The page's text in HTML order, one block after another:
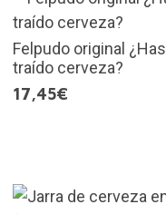
Felpudo original ¿Has
traído cerveza?
17,45€